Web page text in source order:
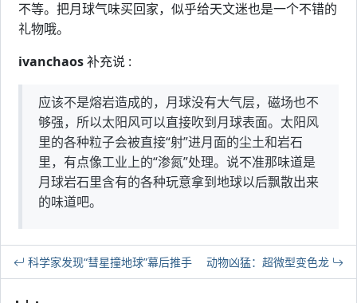
不等。把月球气味买回家，似乎给天文迷也是一个不错的
礼物哦。
ivanchaos补充说 :
应该不是熔岩造成的，月球没有大气层，磁场也不
够强，所以太阳风可以直接吹到月球表面。太阳风
里的各种粒子会被直接“射”进月面的尘土和岩石
里，有点像工业上的“渗氮”处理。说不准那味道是
月球岩石里含有的各种玩意拿到地球以后飘散出来
的味道吧。
科学家发现“彗星撞地球”幕后推手 动物凶猛：超微型变色龙